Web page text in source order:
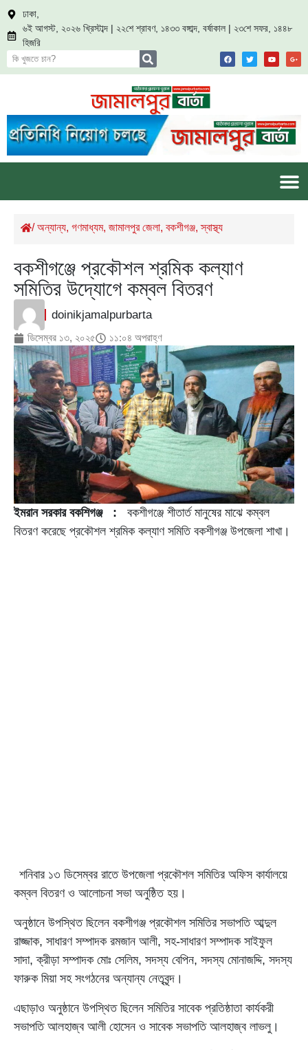
ঢাকা,
৬ই আগস্ট, ২০২৬ খ্রিস্টাব্দ | ২২শে শ্রাবণ, ১৪৩৩ বঙ্গাব্দ, বর্ষাকাল | ২৩শে সফর, ১৪৪৮
হিজরি
/অন্যান্য, গণমাধ্যম, জামালপুর জেলা, বকশীগঞ্জ,স্বাস্থ্য
বকশীগঞ্জে প্রকৌশল শ্রমিক কল্যাণ
সমিতির উদ্যোগে কম্বল বিতরণ
doinikjamalpurbarta
ডিসেম্বর ১৩, ২০২৫ ১১:০৪ অপরাহ্ণ
ইমরান সরকার বকশিগঞ্জ : বকশীগঞ্জে শীতার্ত মানুষের মাঝে কম্বল
বিতরণ করেছে প্রকৌশল শ্রমিক কল্যাণ সমিতি বকশীগঞ্জ উপজেলা শাখা।
শনিবার ১৩ ডিসেম্বর রাতে উপজেলা প্রকৌশল সমিতির অফিস কার্যালয়ে
কম্বল বিতরণ ও আলোচনা সভা অনুষ্ঠিত হয়।
অনুষ্ঠানে উপস্থিত ছিলেন বকশীগঞ্জ প্রকৌশল সমিতির সভাপতি আব্দুল
রাজ্জাক, সাধারণ সম্পাদক রমজান আলী, সহ-সাধারণ সম্পাদক সাইফুল
সাদা, ক্রীড়া সম্পাদক মোঃ সেলিম, সদস্য বেপিন, সদস্য মোনাজদ্দি, সদস্য
ফারুক মিয়া সহ সংগঠনের অন্যান্য নেতৃবৃন্দ।
এছাড়াও অনুষ্ঠানে উপস্থিত ছিলেন সমিতির সাবেক প্রতিষ্ঠাতা কার্যকরী
সভাপতি আলহাজ্ব আলী হোসেন ও সাবেক সভাপতি আলহাজ্ব লাভলু।